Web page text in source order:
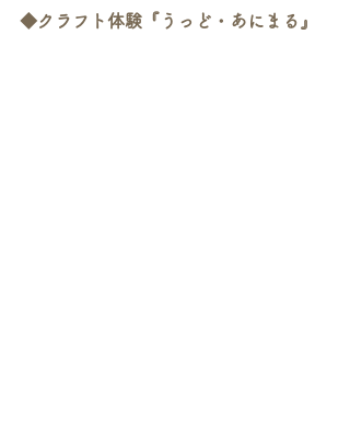
◆クラフト体験『うっど・あにまる』